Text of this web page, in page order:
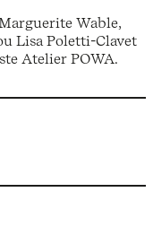
Wable,
Lisa Poletti-Clavet
Atelier POWA​.